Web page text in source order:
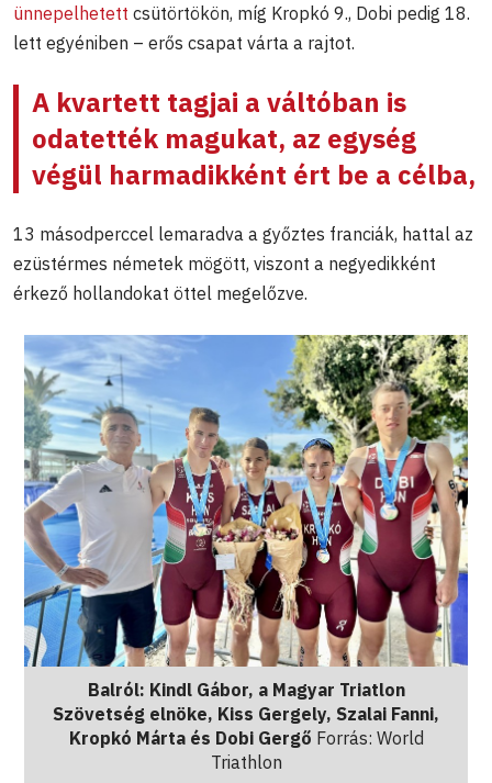
ünnepelhetett csütörtökön, míg Kropkó 9., Dobi pedig 18.
lett egyéniben – erős csapat várta a rajtot.
A kvartett tagjai a váltóban is
odatették magukat, az egység
végül harmadikként ért be a célba,
13 másodperccel lemaradva a győztes franciák, hattal az
ezüstérmes németek mögött, viszont a negyedikként
érkező hollandokat öttel megelőzve.
Balról: Kindl Gábor, a Magyar Triatlon
Szövetség elnöke, Kiss Gergely, Szalai Fanni,
Kropkó Márta és Dobi Gergő Forrás: World
Triathlon